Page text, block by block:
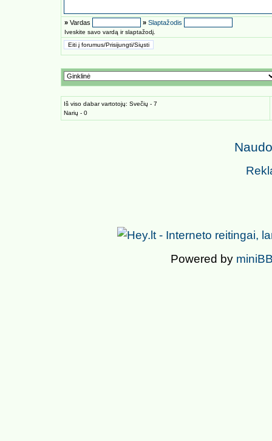
» Vardas » Slaptažodis
Iveskite savo vardą ir slaptažodį.
Iš viso dabar vartotojų: Svečių - 7
Narių - 0
Powered by